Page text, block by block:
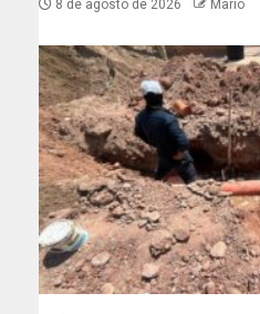
8 de agosto de 2026 Mario